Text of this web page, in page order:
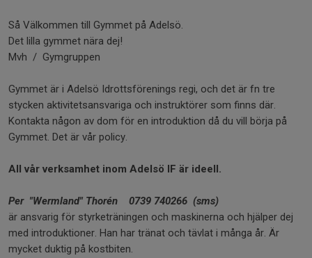
Så Välkommen till Gymmet på Adelsö.
Det lilla gymmet nära dej!
Mvh / Gymgruppen
Gymmet är i Adelsö Idrottsförenings regi, och det är fn tre
stycken aktivitetsansvariga och instruktörer som finns där.
Kontakta någon av dom för en introduktion då du vill börja på
Gymmet. Det är vår policy.
All vår verksamhet inom Adelsö IF är ideell.
Per "Wermland" Thorén 0739 740266 (sms)
är ansvarig för styrketräningen och maskinerna och hjälper dej
med introduktioner. Han har tränat och tävlat i många år. Är
mycket duktig på kostbiten.